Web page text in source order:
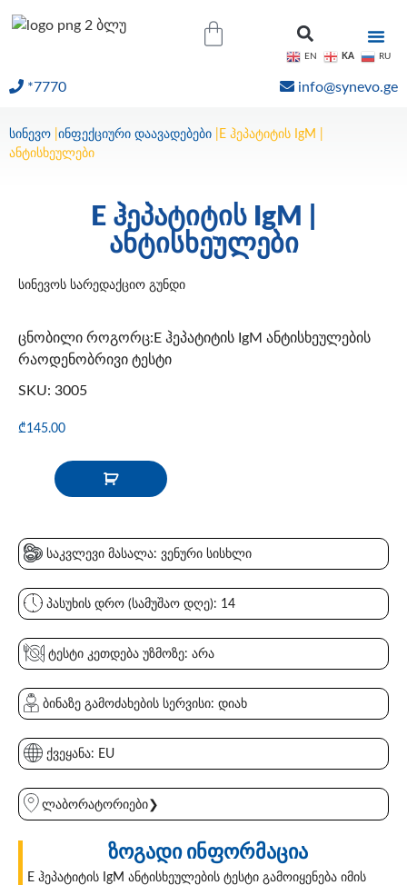
*7770 info@synevo.ge
სინევო ინფექციური დაავადებები
E ჰეპატიტის IgM |
ანტისხეულები
E ჰეპატიტის IgM |
ანტისხეულები
სინევოს სარედაქციო გუნდი
ცნობილი როგორც:E ჰეპატიტის IgM ანტისხეულების
რაოდენობრივი ტესტი
SKU: 3005
₾145.00
საკვლევი მასალა: ვენური სისხლი
პასუხის დრო (სამუშაო დღე): 14
ტესტი კეთდება უზმოზე: არა
ბინაზე გამოძახების სერვისი: დიახ
ქვეყანა: EU
ლაბორატორიები❯
ზოგადი ინფორმაცია
E ჰეპატიტის IgM ანტისხეულების ტესტი გამოიყენება იმის
EN KA RU